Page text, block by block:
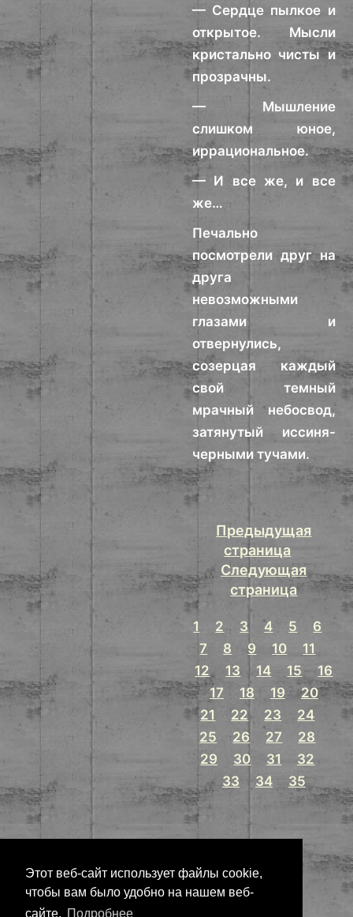
Этот веб-сайт использует файлы cookie,
чтобы вам было удобно на нашем веб-
сайте. Подробнее
— Сердце пылкое и
открытое. Мысли
кристально чисты и
прозрачны.
— Мышление
слишком юное,
иррациональное.
— И все же, и все
же…
Печально
посмотрели друг на
друга
невозможными
глазами и
отвернулись,
созерцая каждый
свой темный
мрачный небосвод,
затянутый иссиня-
черными тучами.
Предыдущая
страница
Следующая
страница
1 2 3 4 5
6
7
8 9 10
11
12
13 14 15
16
17
18 19
20
21
22 23
24
25
26 27
28
29
30 31
32
33
34 35